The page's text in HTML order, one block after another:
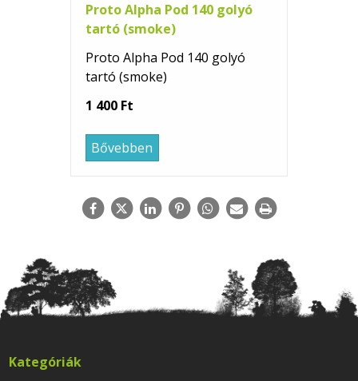
Proto Alpha Pod 140 golyó
tartó (smoke)
Proto Alpha Pod 140 golyó
tartó (smoke)
1 400 Ft
Bővebben
Kategóriák